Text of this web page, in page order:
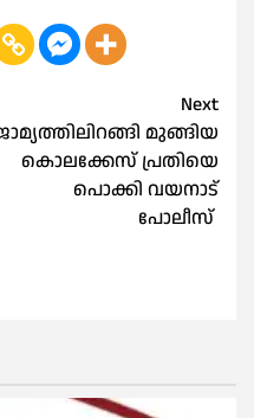
Next
മുങ്ങിയ
കൊലക്കേസ് പ്രതിയെ
പൊക്കി വയനാട്
പോലീസ്